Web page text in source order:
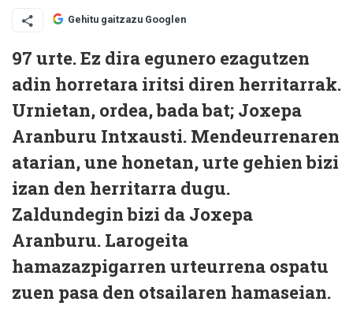
Gehitu gaitzazu Googlen
97 urte. Ez dira egunero ezagutzen
adin horretara iritsi diren herritarrak.
Urnietan, ordea, bada bat; Joxepa
Aranburu Intxausti. Mendeurrenaren
atarian, une honetan, urte gehien bizi
izan den herritarra dugu.
Zaldundegin bizi da Joxepa
Aranburu. Larogeita
hamazazpigarren urteurrena ospatu
zuen pasa den otsailaren hamaseian.